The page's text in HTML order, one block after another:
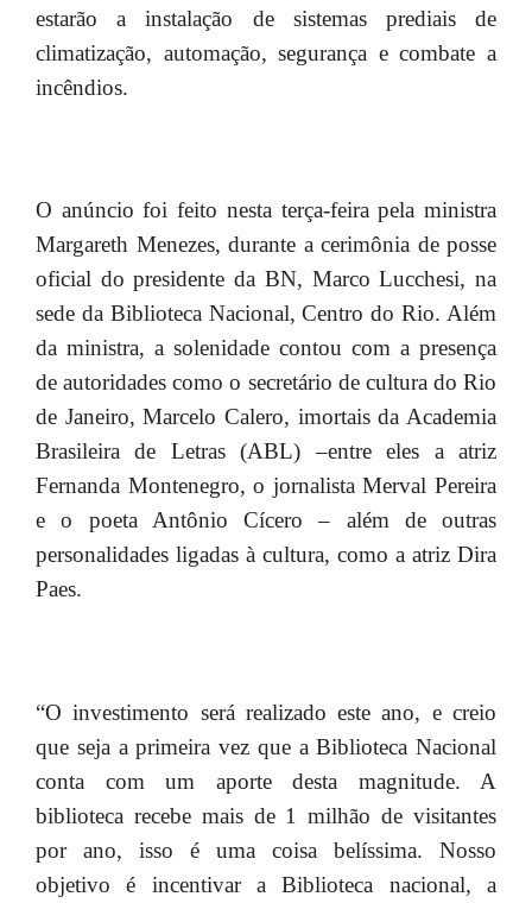
estarão a instalação de sistemas prediais de
climatização, automação, segurança e combate a
incêndios.
O anúncio foi feito nesta terça-feira pela ministra
Margareth Menezes, durante a cerimônia de posse
oficial do presidente da BN, Marco Lucchesi, na
sede da Biblioteca Nacional, Centro do Rio. Além
da ministra, a solenidade contou com a presença
de autoridades como o secretário de cultura do Rio
de Janeiro, Marcelo Calero, imortais da Academia
Brasileira de Letras (ABL) –entre eles a atriz
Fernanda Montenegro, o jornalista Merval Pereira
e o poeta Antônio Cícero – além de outras
personalidades ligadas à cultura, como a atriz Dira
Paes.
“O investimento será realizado este ano, e creio
que seja a primeira vez que a Biblioteca Nacional
conta com um aporte desta magnitude. A
biblioteca recebe mais de 1 milhão de visitantes
por ano, isso é uma coisa belíssima. Nosso
objetivo é incentivar a Biblioteca nacional, a